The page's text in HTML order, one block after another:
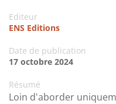
Editeur
ENS Editions
Date de publication
17 octobre 2024
Résumé
Loin d'aborder